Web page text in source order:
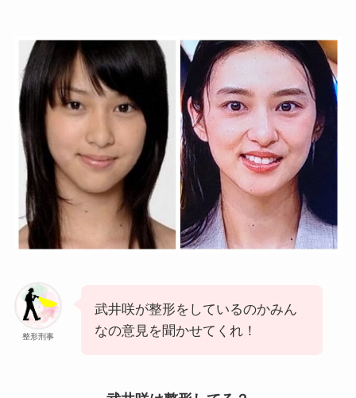
整形刑事
武井咲が整形をしているのかみん
なの意見を聞かせてくれ！